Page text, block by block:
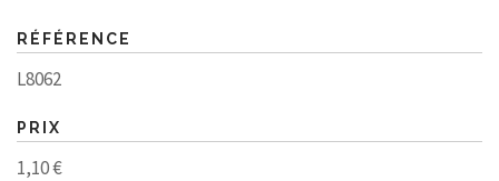
RÉFÉRENCE
L8062
PRIX
1,10 €